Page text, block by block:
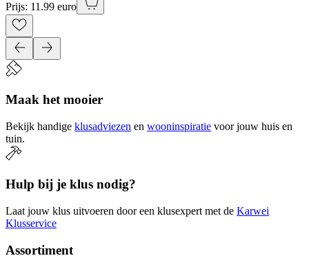
Prijs: 11.99 euro
Maak het mooier
Bekijk handige klusadviezen en wooninspiratie voor jouw huis en
tuin.
Hulp bij je klus nodig?
Laat jouw klus uitvoeren door een klusexpert met de Karwei
Klusservice
Assortiment